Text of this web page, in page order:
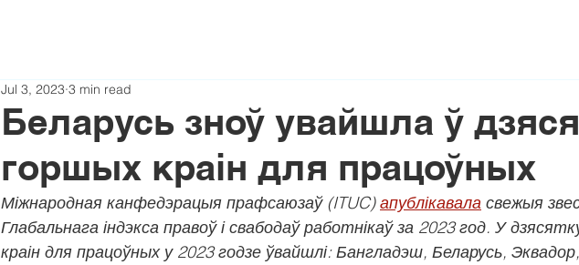
Беларусь зноў увайшла ў
горшых краін для працоўных
Jul 3, 2023 3 min read
Міжнародная канфедэрацыя прафсаюзаў (ITUC) апублікавала свежыя
Глабальнага індэкса правоў і свабодаў работнікаў за 2023 год. У
краін для працоўных у 2023 годзе ўвайшлі: Бангладэш, Беларусь,